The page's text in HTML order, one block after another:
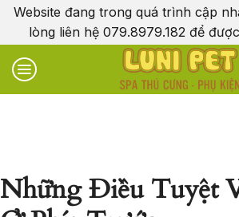
Website đang trong quá trình cập
lòng liên hệ 079.8979.182 để
Những Điều Tuyệt